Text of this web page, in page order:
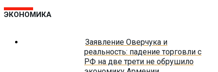
ЭКОНОМИКА
Заявление Оверчука и
реальность: падение торговли с
РФ на две трети не обрушило